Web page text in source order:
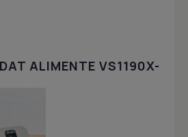
ALIMENTE VS1190X-